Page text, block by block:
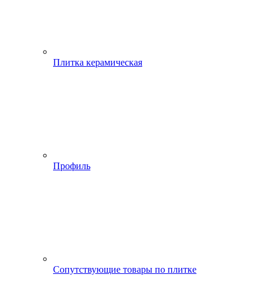
Плитка керамическая
Профиль
Сопутствующие товары по плитке